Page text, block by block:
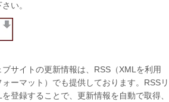
い。
サイトの更新情報は、RSS（XMLを利用
ーマット）でも提供しております。RSSリ
登録することで、更新情報を自動で取得、